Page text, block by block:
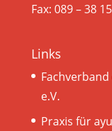
Fax: 089 – 38
Links
e.V.
Praxis für